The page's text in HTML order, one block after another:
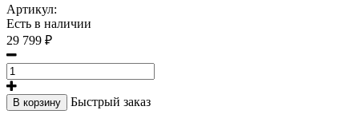
Артикул:
Есть в наличии
29 799 ₽
В корзину Быстрый заказ